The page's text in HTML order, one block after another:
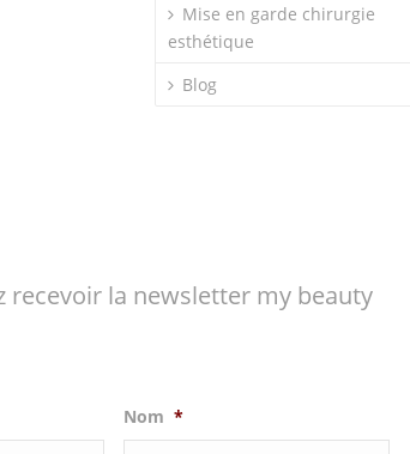
Mise en garde chirurgie
esthétique
Blog
recevoir la newsletter my beauty
Nom *